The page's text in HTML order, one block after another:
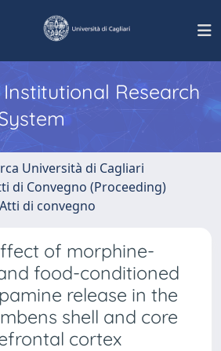
Institutional Research
Università di Cagliari
di Convegno (Proceeding)
di convegno
of morphine-
food-conditioned
release in the
shell and core
cortex